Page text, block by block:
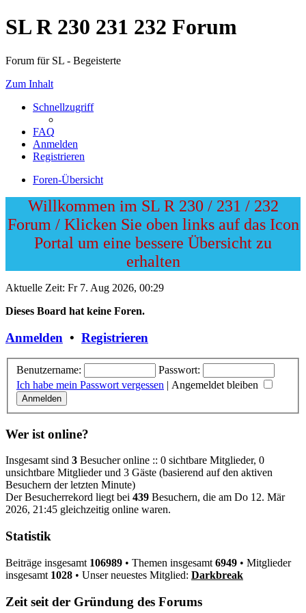
SL R 230 231 232 Forum
Forum für SL - Begeisterte
Zum Inhalt
Schnellzugriff
FAQ
Anmelden
Registrieren
Foren-Übersicht
Willkommen im SL R 230 / 231 / 232
Forum / Klicken Sie oben links auf das Icon
Portal um eine bessere Übersicht zu
erhalten
Aktuelle Zeit: Fr 7. Aug 2026, 00:29
Dieses Board hat keine Foren.
Anmelden • Registrieren
Benutzername:
Passwort:
Ich habe mein Passwort vergessen | Angemeldet bleiben
Wer ist online?
Insgesamt sind 3 Besucher online :: 0 sichtbare Mitglieder, 0
unsichtbare Mitglieder und 3 Gäste (basierend auf den aktiven
Besuchern der letzten Minute)
Der Besucherrekord liegt bei 439 Besuchern, die am Do 12. Mär
2026, 21:45 gleichzeitig online waren.
Statistik
Beiträge insgesamt 106989 • Themen insgesamt 6949 • Mitglieder
insgesamt 1028 • Unser neuestes Mitglied: Darkbreak
Zeit seit der Gründung des Forums